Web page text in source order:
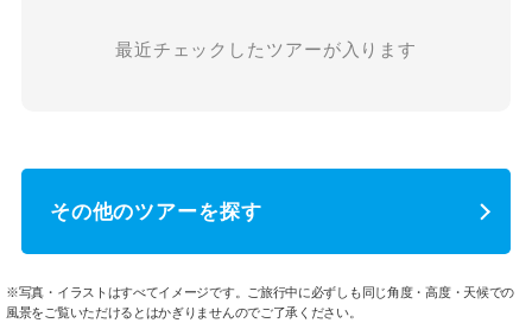
最近チェックしたツアーが入ります
その他のツアーを探す
※写真・イラストはすべてイメージです。ご旅行中に必ずしも同じ角度・高度・天候での
風景をご覧いただけるとはかぎりませんのでご了承ください。